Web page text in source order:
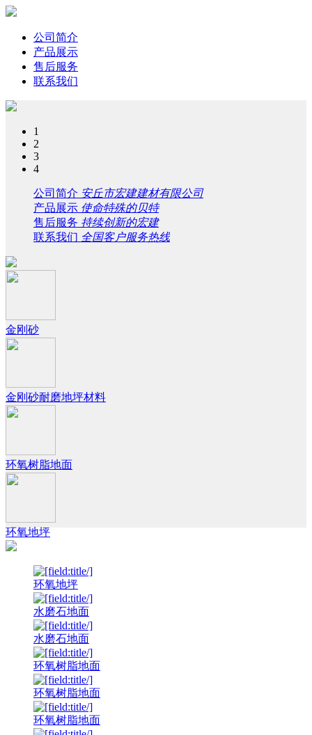
公司简介
产品展示
售后服务
联系我们
1
2
3
4
公司简介 安丘市宏建建材有限公司
产品展示 使命特殊的贝特
售后服务 持续创新的宏建
联系我们 全国客户服务热线
金刚砂
金刚砂耐磨地坪材料
环氧树脂地面
环氧地坪
环氧地坪
水磨石地面
水磨石地面
环氧树脂地面
环氧树脂地面
环氧树脂地面